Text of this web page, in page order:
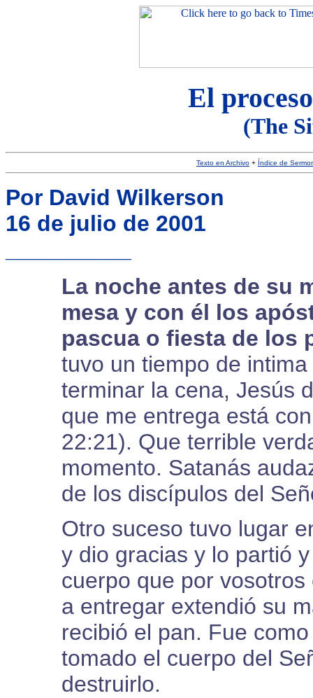
El
(The
Texto en Archivo + Índice de
Por David Wilkerson
16 de julio de 2001
La noche antes de su
mesa y con él los
pascua o fiesta de los
tuvo un tiempo de
terminar la cena, Jesús
que me entrega está
22:21). Que terrible
momento. Satanás
de los discípulos del
Otro suceso tuvo lugar
y dio gracias y lo partió
cuerpo que por
a entregar extendió su
recibió el pan. Fue
tomado el cuerpo del
destruirlo.